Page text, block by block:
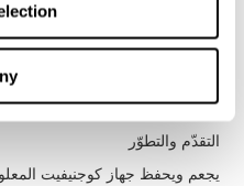
إضافة إلى هذا التقرير، يمكننا
حسابنا من كوجنيفيت.
التقدّم والتطوّر
يجعم ويحفظ جهاز كوجنيفيت